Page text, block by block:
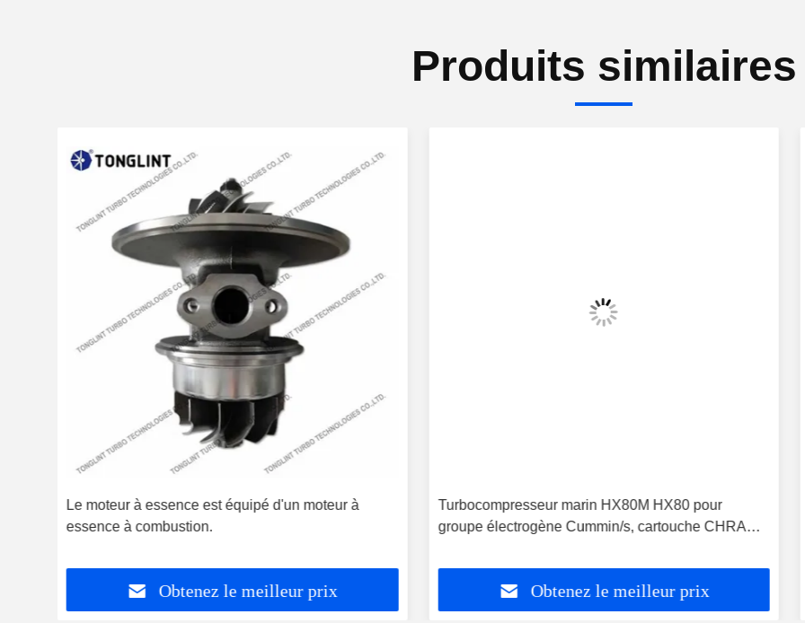
Produits similaires
Le moteur à essence est équipé d'un moteur à
essence à combustion.
Obtenez le meilleur prix
Turbocompresseur marin HX80M HX80 pour
groupe électrogène Cummin/s, cartouche CHRA
Obtenez le meilleur prix